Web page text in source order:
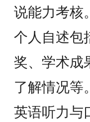
说能力考核。
个人自述包
奖、学术成
了解情况等。
英语听力与